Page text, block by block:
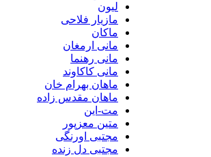
مازیار فلاحی
مانی ارمغان
مانی رهنما
مانی کاکاوند
ماهان بهرام خان
ماهان مقدس زاده
مت-این
متین معزپور
مجتبی اورنگی
مجتبی دل زنده